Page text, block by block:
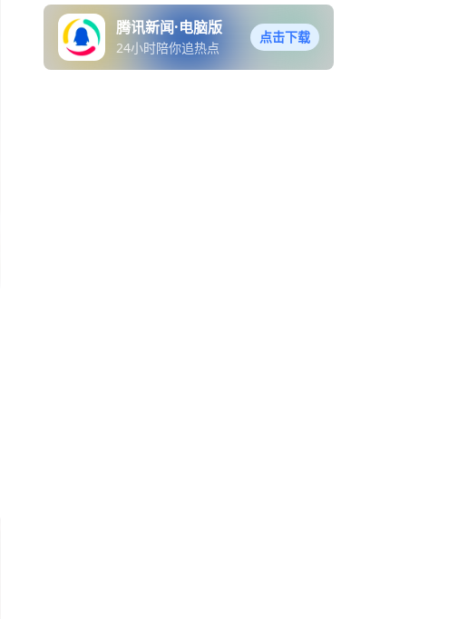
腾讯新闻·电脑版
24小时陪你追热点
点击下载